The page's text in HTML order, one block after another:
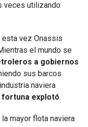
veces utilizando
esta vez Onassis
el mundo se
a gobiernos
sus barcos
naviera
fortuna explotó.
mayor flota naviera